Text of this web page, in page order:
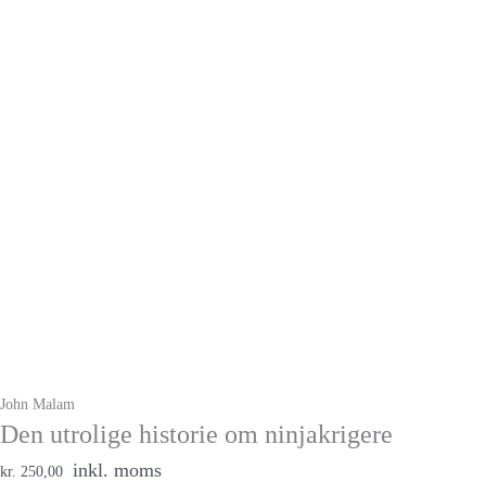
John Malam
Den utrolige historie om ninjakrigere
kr. 250,00 inkl. moms